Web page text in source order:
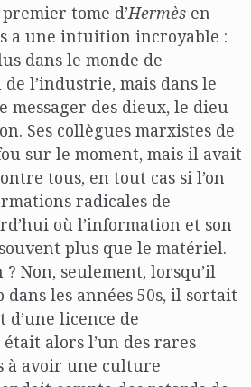
tome d’Hermèsen
a une intuition incroyable :
dans le monde de
l’industrie, mais dans le
messager des dieux, le dieu
Ses collègues marxistes de
sur le moment, mais il avait
tous, en tout cas si l’on
radicales de
où l’information et son
plus que le matériel.
Non, seulement, lorsqu’il
dans les années 50s, il sortait
d’une licence de
alors l’un des rares
à avoir une culture